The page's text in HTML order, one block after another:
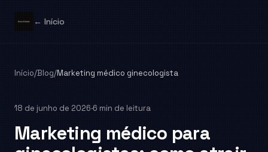
← Início
Início/Blog/Marketing médico ginecologista
18 de junho de 2026·6 min de leitura
Marketing médico para